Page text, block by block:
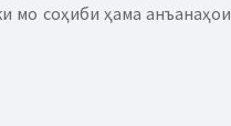
мо соҳиби ҳама анъанаҳои